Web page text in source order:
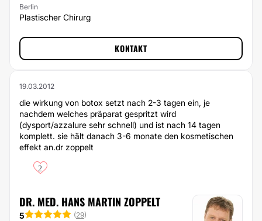
Berlin
Plastischer Chirurg
KONTAKT
19.03.2012
die wirkung von botox setzt nach 2-3 tagen ein, je
nachdem welches präparat gespritzt wird
(dysport/azzalure sehr schnell) und ist nach 14 tagen
komplett. sie hält danach 3-6 monate den kosmetischen
effekt an.dr zoppelt
2
DR. MED. HANS MARTIN ZOPPELT
5 (29)